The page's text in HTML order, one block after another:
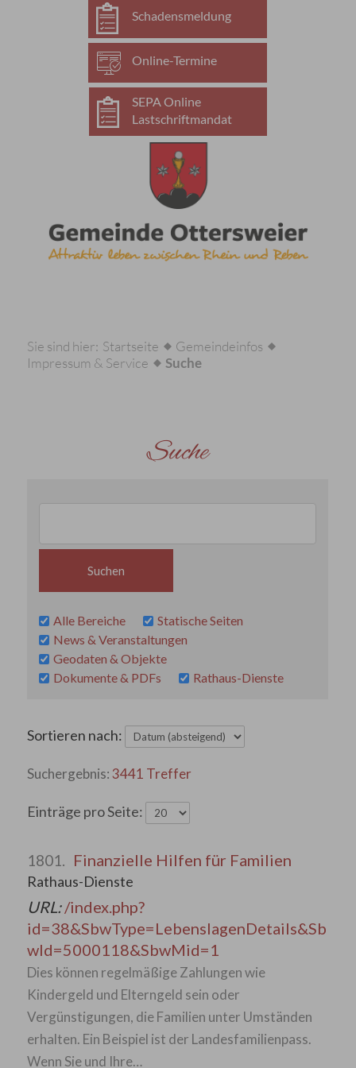
Schadensmeldung
Online-Termine
SEPA Online
Lastschriftmandat
Sie sind hier: Startseite
Gemeindeinfos
Impressum & Service
Suche
Suche
Alle Bereiche
Statische Seiten
News & Veranstaltungen
Geodaten & Objekte
Dokumente & PDFs
Rathaus-Dienste
Sortieren nach:
3441 Treffer
Einträge pro Seite:
1801. Finanzielle Hilfen für Familien
Rathaus-Dienste
URL:/index.php?
id=38&SbwType=LebenslagenDetails&Sb
wId=5000118&SbwMid=1
Dies können regelmäßige Zahlungen wie
Kindergeld und Elterngeld sein oder
Vergünstigungen, die Familien unter Umständen
erhalten. Ein Beispiel ist der Landesfamilienpass.
Wenn Sie und Ihre…